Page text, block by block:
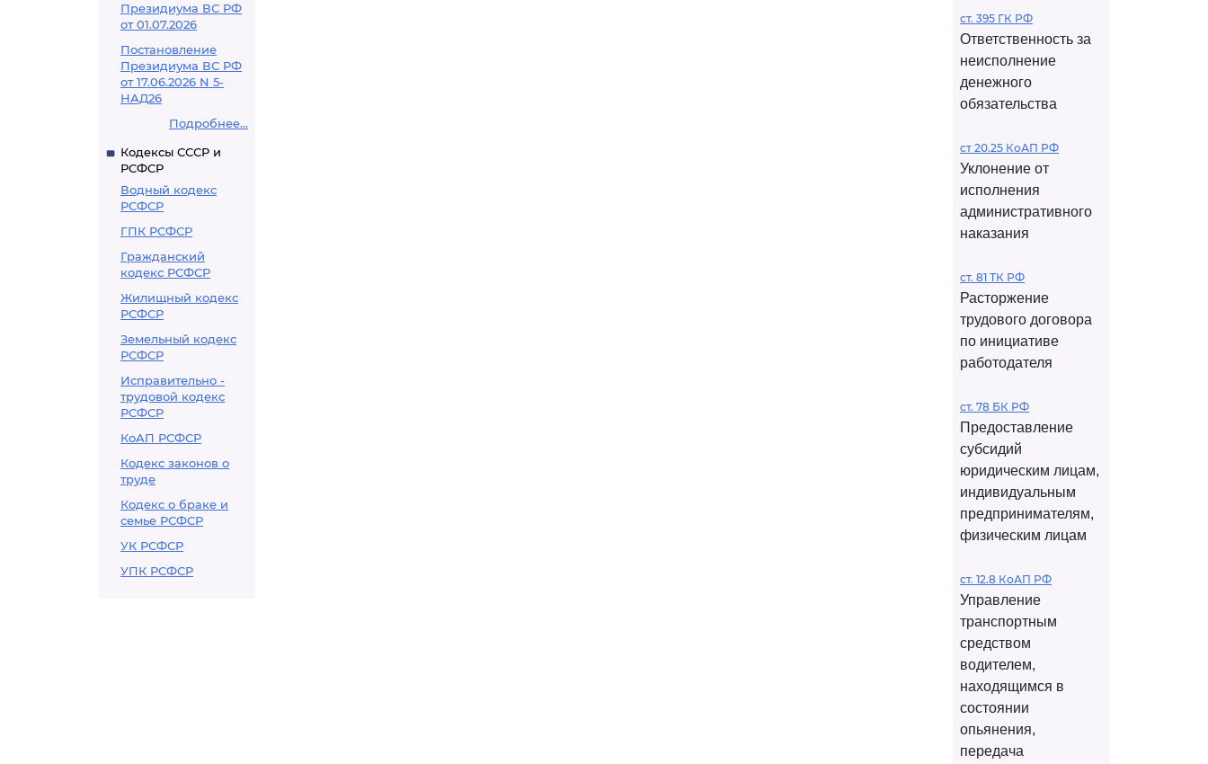
Президиума ВС РФ
от 01.07.2026
Постановление
Президиума ВС РФ
от 17.06.2026 N 5-
НАД26
Подробнее...
Кодексы СССР и
РСФСР
Водный кодекс
РСФСР
ГПК РСФСР
Гражданский
кодекс РСФСР
Жилищный кодекс
РСФСР
Земельный кодекс
РСФСР
Исправительно -
трудовой кодекс
РСФСР
КоАП РСФСР
Кодекс законов о
труде
Кодекс о браке и
семье РСФСР
УК РСФСР
УПК РСФСР
ст. 395 ГК РФ
Ответственность за
неисполнение
денежного
обязательства
ст 20.25 КоАП РФ
Уклонение от
исполнения
административного
наказания
ст. 81 ТК РФ
Расторжение
трудового договора
по инициативе
работодателя
ст. 78 БК РФ
Предоставление
субсидий
юридическим лицам,
индивидуальным
предпринимателям,
физическим лицам
ст. 12.8 КоАП РФ
Управление
транспортным
средством
водителем,
находящимся в
состоянии
опьянения,
передача